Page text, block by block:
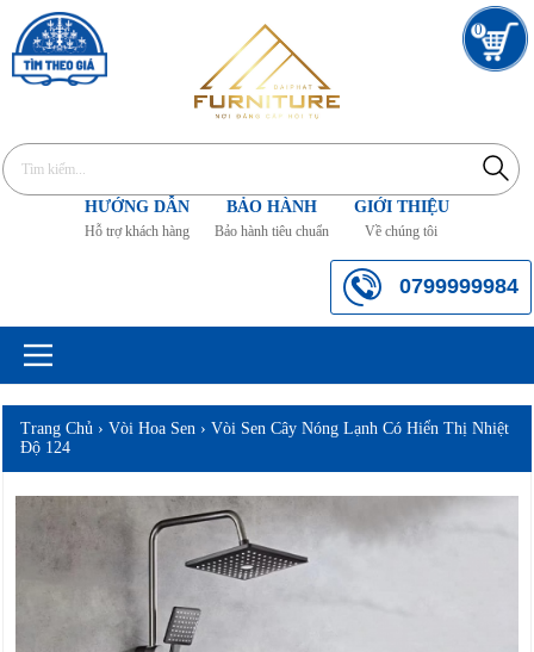
0
HƯỚNG DẪN
Hỗ trợ khách hàng
BẢO HÀNH
Bảo hành tiêu chuẩn
GIỚI THIỆU
Về chúng tôi
0799999984
Trang Chủ ›Vòi Hoa Sen ›Vòi Sen Cây Nóng Lạnh Có Hiển Thị Nhiệt
Độ 124